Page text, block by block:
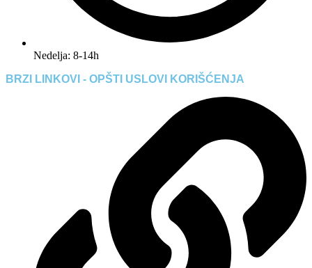
Nedelja: 8-14h
BRZI LINKOVI - OPŠTI USLOVI KORIŠĆENJA